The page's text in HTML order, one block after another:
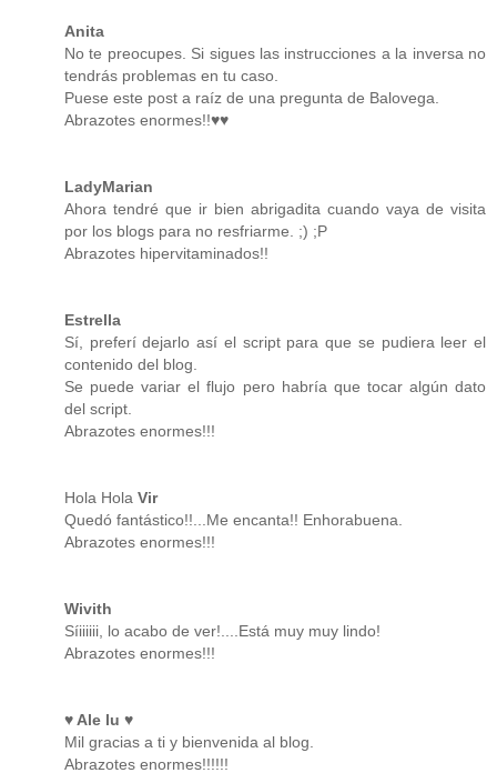
Anita
No te preocupes. Si sigues las instrucciones a la inversa no
tendrás problemas en tu caso.
Puese este post a raíz de una pregunta de Balovega.
Abrazotes enormes!!♥♥
LadyMarian
Ahora tendré que ir bien abrigadita cuando vaya de visita
por los blogs para no resfriarme. ;) ;P
Abrazotes hipervitaminados!!
Estrella
Sí, preferí dejarlo así el script para que se pudiera leer el
contenido del blog.
Se puede variar el flujo pero habría que tocar algún dato
del script.
Abrazotes enormes!!!
Hola Hola Vir
Quedó fantástico!!...Me encanta!! Enhorabuena.
Abrazotes enormes!!!
Wivith
Síiiiiii, lo acabo de ver!....Está muy muy lindo!
Abrazotes enormes!!!
♥ Ale lu ♥
Mil gracias a ti y bienvenida al blog.
Abrazotes enormes!!!!!!